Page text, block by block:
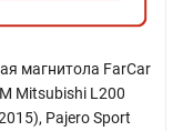
магнитола FarCar
Mitsubishi L200
Pajero Sport